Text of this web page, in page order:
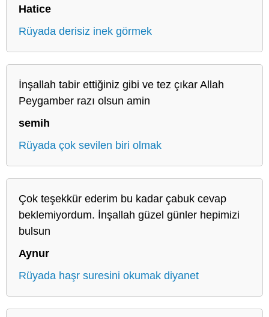
Hatice
Rüyada derisiz inek görmek
İnşallah tabir ettiğiniz gibi ve tez çıkar Allah
Peygamber razı olsun amin
semih
Rüyada çok sevilen biri olmak
Çok teşekkür ederim bu kadar çabuk cevap
beklemiyordum. İnşallah güzel günler hepimizi
bulsun
Aynur
Rüyada haşr suresini okumak diyanet